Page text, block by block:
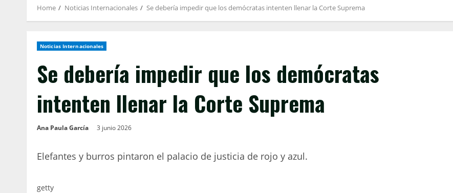
Home Noticias Internacionales Se debería impedir que los demócratas intenten llenar la Corte Suprema
Noticias Internacionales
Se debería impedir que los demócratas
intenten llenar la Corte Suprema
Ana Paula García 3 junio 2026
Elefantes y burros pintaron el palacio de justicia de rojo y azul.
getty